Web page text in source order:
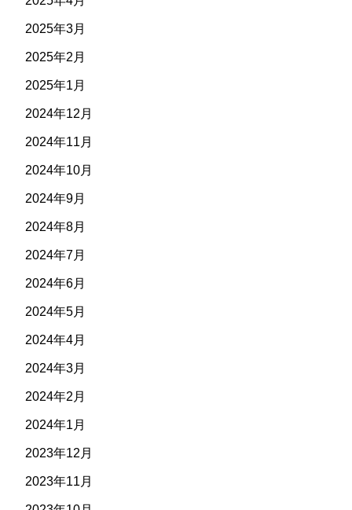
2025年3月
2025年2月
2025年1月
2024年12月
2024年11月
2024年10月
2024年9月
2024年8月
2024年7月
2024年6月
2024年5月
2024年4月
2024年3月
2024年2月
2024年1月
2023年12月
2023年11月